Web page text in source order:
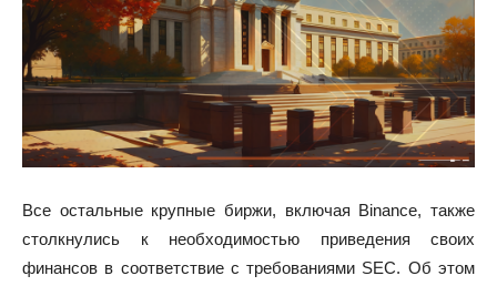
Все остальные крупные биржи, включая Binance, также
столкнулись к необходимостью приведения своих
финансов в соответствие с требованиями SEC. Об этом